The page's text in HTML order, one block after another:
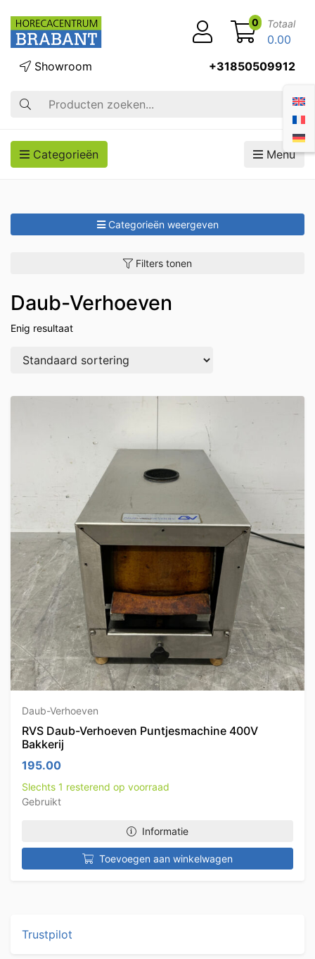
Zoek op
Showroom +31850509912
0 Totaal
0.00
Categorieën Menu
Categorieën weergeven
Filters tonen
Daub-Verhoeven
Enig resultaat
Daub-Verhoeven
RVS Daub-Verhoeven Puntjesmachine 400V
Bakkerij
195.00
Slechts 1 resterend op voorraad
Gebruikt
Informatie
Toevoegen aan winkelwagen
Trustpilot